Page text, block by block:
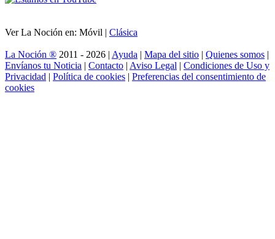
Ver La Noción en: Móvil | Clásica
La Noción ® 2011 - 2026 | Ayuda | Mapa del sitio | Quienes somos |
Envíanos tu Noticia | Contacto | Aviso Legal | Condiciones de Uso y
Privacidad | Política de cookies | Preferencias del consentimiento de
cookies